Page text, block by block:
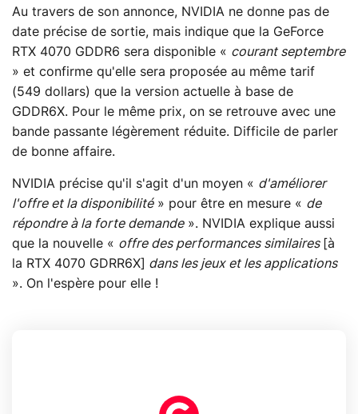
Au travers de son annonce, NVIDIA ne donne pas de
date précise de sortie, mais indique que la GeForce
RTX 4070 GDDR6 sera disponible « courant septembre
» et confirme qu'elle sera proposée au même tarif
(549 dollars) que la version actuelle à base de
GDDR6X. Pour le même prix, on se retrouve avec une
bande passante légèrement réduite. Difficile de parler
de bonne affaire.
NVIDIA précise qu'il s'agit d'un moyen « d'améliorer
l'offre et la disponibilité» pour être en mesure « de
répondre à la forte demande». NVIDIA explique aussi
que la nouvelle « offre des performances similaires [à
la RTX 4070 GDRR6X]
dans les jeux et les applications
». On l'espère pour elle !